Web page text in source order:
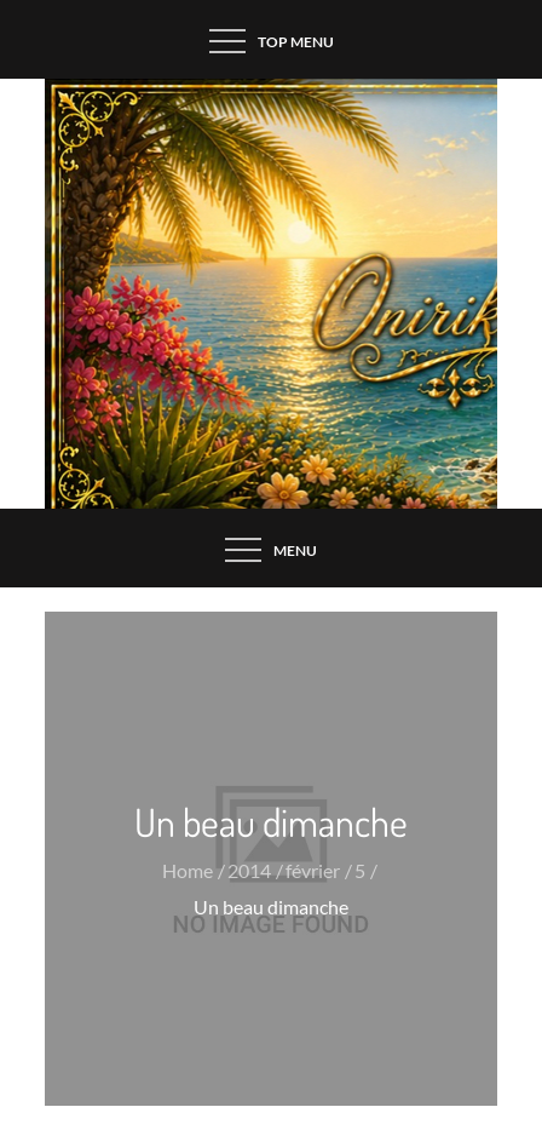
content
TOP MENU
MENU
Un beau dimanche
Home 2014 février
5
Un beau dimanche